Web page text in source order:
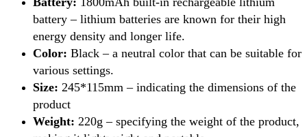
battery – lithium batteries are known for their high
energy density and longer life.
Color: Black – a neutral color that can be suitable for
various settings.
Size: 245*115mm – indicating the dimensions of the
product
Weight: 220g – specifying the weight of the product,